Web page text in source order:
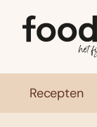
Recepten